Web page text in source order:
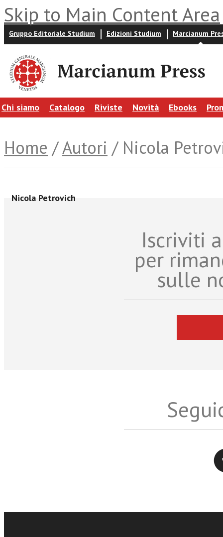
Skip to Main Content Area
Gruppo Editoriale Studium Edizioni Studium Marcianum
Chi siamo Catalogo Riviste Novità Ebooks
Home /Autori / Nicola
Nicola Petrovich
Iscriviti
per
sulle